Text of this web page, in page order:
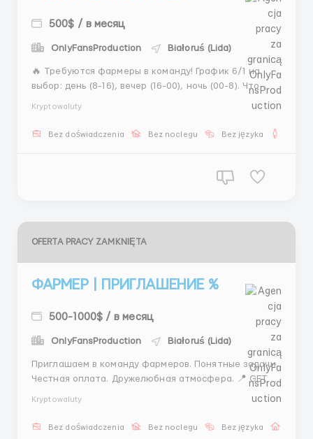
500$ / в месяц
OnlyFansProduction Białoruś (Lida)
🔥 Требуются фармеры в команду! График 6/1 на
выбор: день (8-16), вечер (16-00), ночь (00-8). Что
(первый месяц) → 550$ (со второго). Опыт не важен,
Kryptowaluty
Bez doświadczenia Bez noclegu Bez języka
OFERTA PRACY ZAMKNIĘTA
ФАРМЕР | ПРИГЛАШЕНИЕ %
500-1000$ / в месяц
OnlyFansProduction Białoruś (Lida)
Приглашаем в команду фармеров. Понятные задачи.
Честная оплата. Дружелюбная атмосфера. 📍 GET —
@stasss9999 ...
Kryptowaluty
Bez doświadczenia Bez noclegu Bez języka